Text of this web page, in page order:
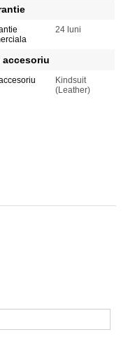
24 luni
accesoriu
Kindsuit
(Leather)